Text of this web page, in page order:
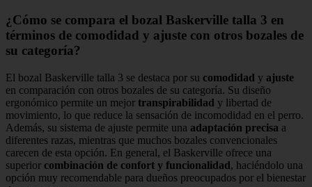
¿Cómo se compara el bozal Baskerville talla 3 en
términos de comodidad y ajuste con otros bozales de
su categoría?
El bozal Baskerville talla 3 se destaca por su comodidad y ajuste
en comparación con otros bozales de su categoría. Su diseño
ergonómico permite un mejor transpirabilidad y libertad de
movimiento, lo que reduce la sensación de incomodidad en el perro.
Además, su sistema de ajuste permite una adaptación precisa a
diferentes razas, mientras que muchos bozales convencionales
carecen de esta opción. En general, el Baskerville ofrece una
superior combinación de confort y funcionalidad, haciéndolo una
opción muy recomendable para dueños preocupados por el bienestar